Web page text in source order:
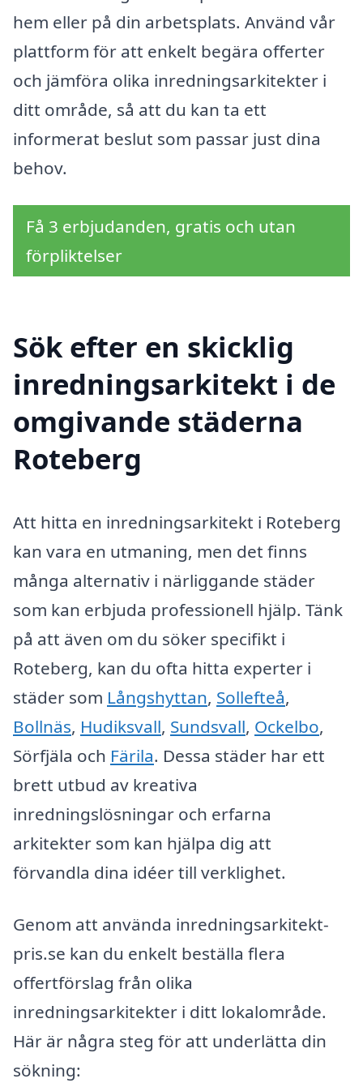
hem eller på din arbetsplats. Använd vår
plattform för att enkelt begära offerter
och jämföra olika inredningsarkitekter i
ditt område, så att du kan ta ett
informerat beslut som passar just dina
behov.
Få 3 erbjudanden, gratis och utan
förpliktelser
Sök efter en skicklig
inredningsarkitekt i de
omgivande städerna
Roteberg
Att hitta en inredningsarkitekt i Roteberg
kan vara en utmaning, men det finns
många alternativ i närliggande städer
som kan erbjuda professionell hjälp. Tänk
på att även om du söker specifikt i
Roteberg, kan du ofta hitta experter i
städer som Långshyttan, Sollefteå,
Bollnäs, Hudiksvall, Sundsvall, Ockelbo,
Sörfjäla och Färila. Dessa städer har ett
brett utbud av kreativa
inredningslösningar och erfarna
arkitekter som kan hjälpa dig att
förvandla dina idéer till verklighet.
Genom att använda inredningsarkitekt-
pris.se kan du enkelt beställa flera
offertförslag från olika
inredningsarkitekter i ditt lokalområde.
Här är några steg för att underlätta din
sökning: